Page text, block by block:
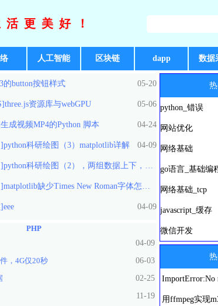
更美好！
人工智能 区块链 dapp 数据
的button按钮样式 05-20
three.js资源库与webGPU 05-06
生成视频MP4的Python 脚本 04-24
python科研绘图（3）matplotlib详解 04-09
python科研绘图（2），两组数据上下，左右比对柱状图
04-09
matplotlib缺少Times New Roman字体怎么办？
04-09
eee 04-09
PHP
04-09
，4G仅20秒
06-03
02-25
11-19
python_错误
网站优化
网络基础
go语言_基础编
网络基础_tcp
javascript_缓存
微信开发